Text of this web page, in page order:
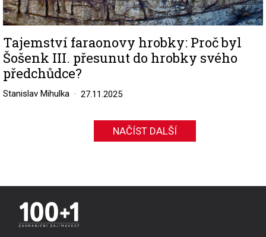
Tajemství faraonovy hrobky: Proč byl
Šošenk III. přesunut do hrobky svého
předchůdce?
Stanislav Mihulka 27.11.2025
NAČÍST DALŠÍ